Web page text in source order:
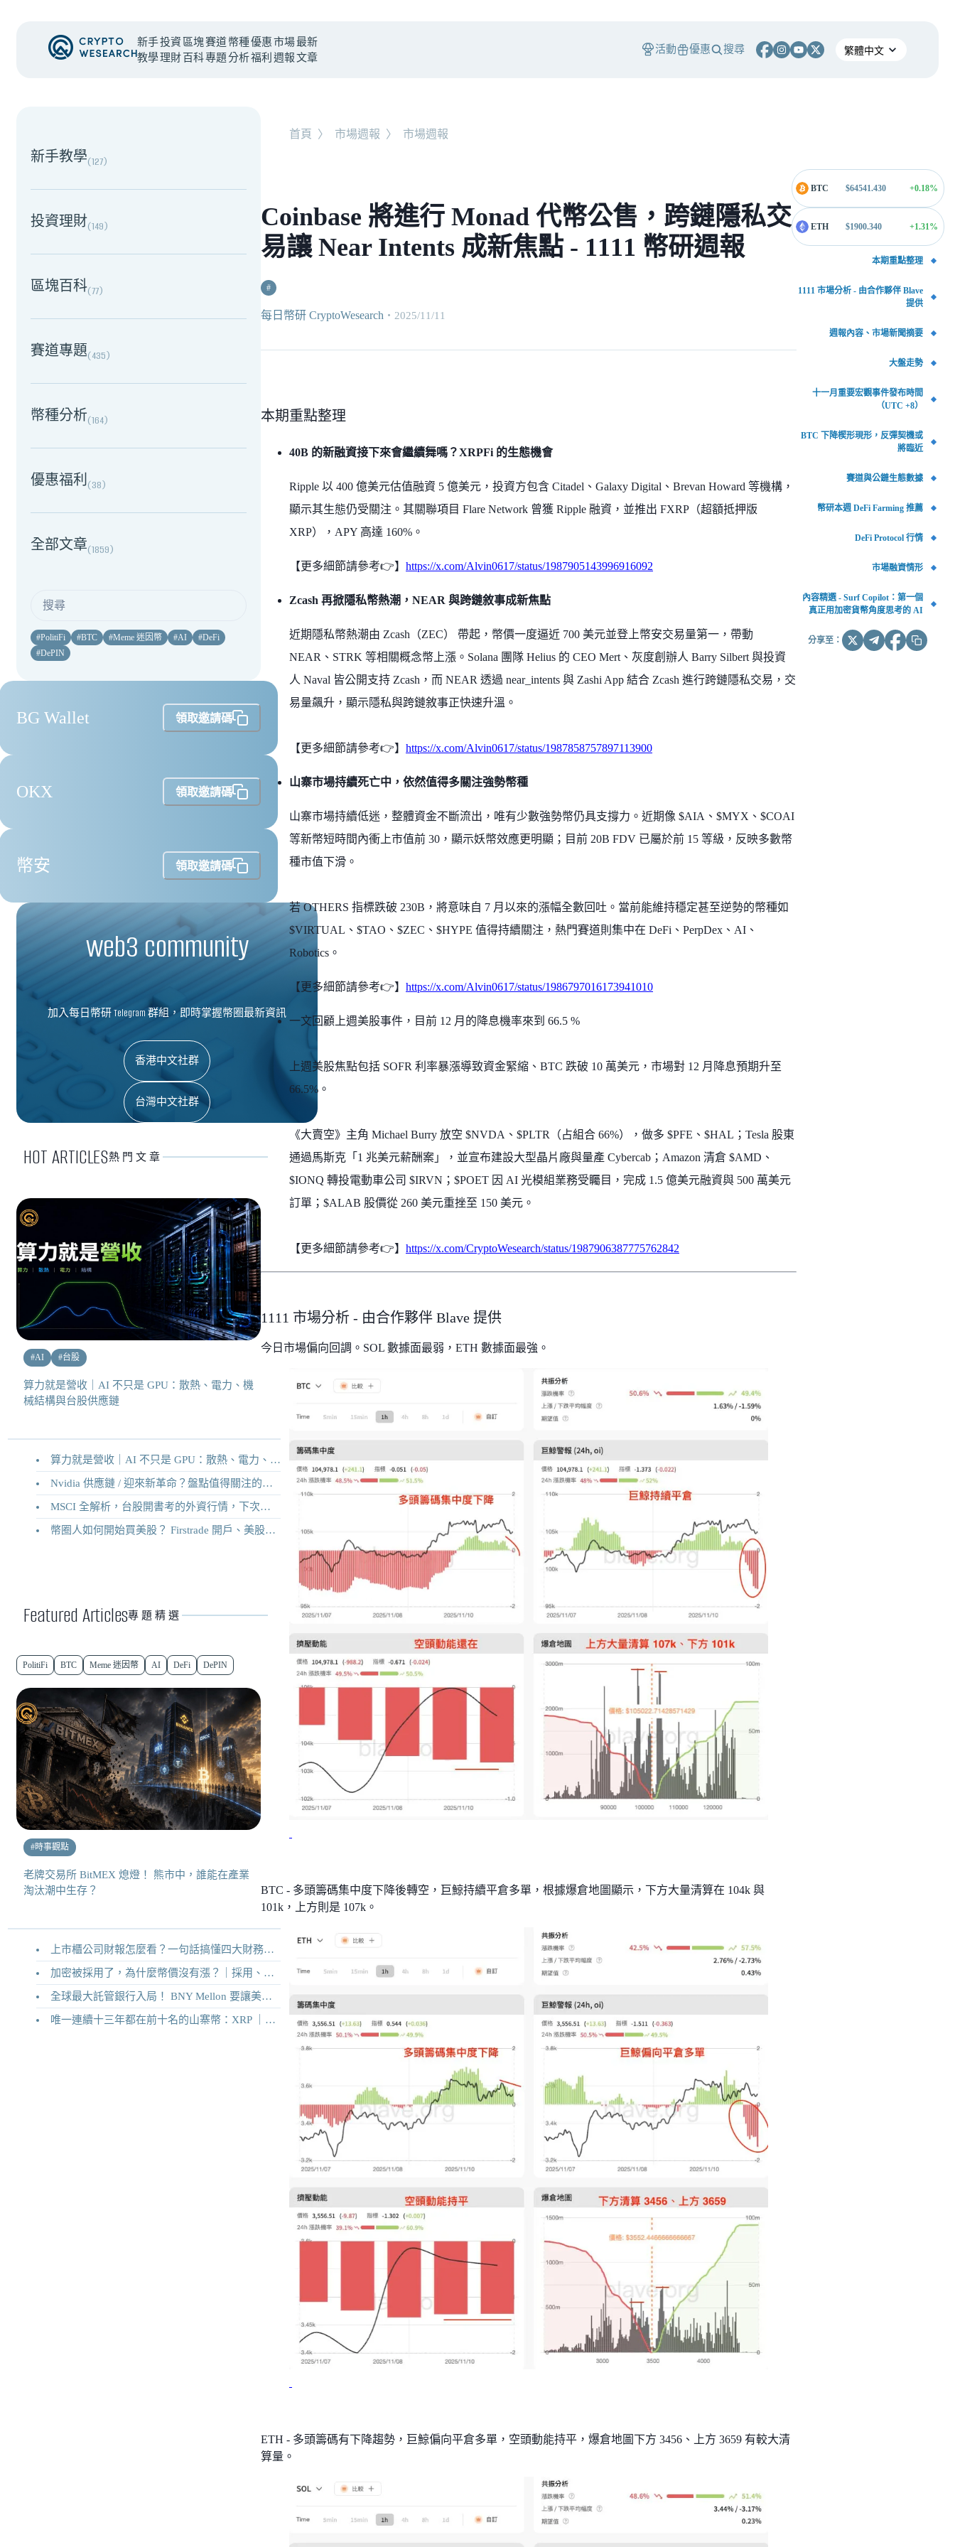
新手
教學
投資
理財
區塊
百科
賽道
專題
幣種
分析
優惠
福利
市場
週報
最新
文章
活動 優惠 搜尋
NEW EVENT
新手教學(127)
投資理財(149)
區塊百科(77)
賽道專題(435)
幣種分析(164)
優惠福利(38)
全部文章(1859)
#PolitiFi #BTC #Meme 迷因幣 #AI #DeFi
#DePIN
BG Wallet 領取邀請碼
OKX 領取邀請碼
幣安 領取邀請碼
web3 community
加入每日幣研 Telegram 群組，即時掌握幣圈最新資訊
香港中文社群
台灣中文社群
HOT ARTICLES熱門文章
#AI #台股
算力就是營收｜AI 不只是 GPU：散熱、電力、機
械結構與台股供應鏈
算力就是營收｜AI 不只是 GPU：散熱、電力、機械結構與台股供應鏈
Nvidia 供應鏈 / 迎來新革命？盤點值得關注的二十家供應鏈企業
MSCI 全解析，台股開書考的外資行情，下次調整你準備好了嗎？
幣圈人如何開始買美股？ Firstrade 開戶、美股交易機制完整教學
Featured Articles專題精選
PolitiFi BTC Meme 迷因幣 AI DeFi DePIN
#時事觀點
老牌交易所 BitMEX 熄燈！ 熊市中，誰能在產業
淘汰潮中生存？
上市櫃公司財報怎麼看？一句話搞懂四大財務報表
加密被採用了，為什麼幣價沒有漲？｜採用、收入與代幣價值捕獲
全球最大託管銀行入局！ BNY Mellon 要讓美債交易 24/7 不打烊
唯一連續十三年都在前十名的山寨幣：XRP ｜Ripple 2026 介紹
首頁 〉 市場週報 〉 市場週報
Coinbase 將進行 Monad 代幣公售，跨鏈隱私交
易讓 Near Intents 成新焦點 - 1111 幣研週報
#
每日幣研 CryptoWesearch ・ 2025/11/11
本期重點整理
40B 的新融資接下來會繼續舞嗎？XRPFi 的生態機會
Ripple 以 400 億美元估值融資 5 億美元，投資方包含 Citadel、Galaxy Digital、Brevan Howard 等機構，
顯示其生態仍受關注。其關聯項目 Flare Network 曾獲 Ripple 融資，並推出 FXRP（超額抵押版
XRP），APY 高達 160%。
【更多細節請參考👉】 https://x.com/Alvin0617/status/1987905143996916092
Zcash 再掀隱私幣熱潮，NEAR 與跨鏈敘事成新焦點
近期隱私幣熱潮由 Zcash（ZEC） 帶起，幣價一度逼近 700 美元並登上幣安交易量第一，帶動
NEAR、STRK 等相關概念幣上漲。Solana 團隊 Helius 的 CEO Mert、灰度創辦人 Barry Silbert 與投資
人 Naval 皆公開支持 Zcash，而 NEAR 透過 near_intents 與 Zashi App 結合 Zcash 進行跨鏈隱私交易，交
易量飆升，顯示隱私與跨鏈敘事正快速升溫。
【更多細節請參考👉】 https://x.com/Alvin0617/status/1987858757897113900
山寨市場持續死亡中，依然值得多關注強勢幣種
山寨市場持續低迷，整體資金不斷流出，唯有少數強勢幣仍具支撐力。近期像 $AIA、$MYX、$COAI
等新幣短時間內衝上市值前 30，顯示妖幣效應更明顯；目前 20B FDV 已屬於前 15 等級，反映多數幣
種市值下滑。
若 OTHERS 指標跌破 230B，將意味自 7 月以來的漲幅全數回吐。當前能維持穩定甚至逆勢的幣種如
$VIRTUAL、$TAO、$ZEC、$HYPE 值得持續關注，熱門賽道則集中在 DeFi、PerpDex、AI、
Robotics。
【更多細節請參考👉】 https://x.com/Alvin0617/status/1986797016173941010
一文回顧上週美股事件，目前 12 月的降息機率來到 66.5 %
上週美股焦點包括 SOFR 利率暴漲導致資金緊縮、BTC 跌破 10 萬美元，市場對 12 月降息預期升至
66.5%。
《大賣空》主角 Michael Burry 放空 $NVDA、$PLTR（占組合 66%），做多 $PFE、$HAL；Tesla 股東
通過馬斯克「1 兆美元薪酬案」，並宣布建設大型晶片廠與量產 Cybercab；Amazon 清倉 $AMD、
$IONQ 轉投電動車公司 $IRVN；$POET 因 AI 光模組業務受矚目，完成 1.5 億美元融資與 500 萬美元
訂單；$ALAB 股價從 260 美元重挫至 150 美元。
【更多細節請參考👉】 https://x.com/CryptoWesearch/status/1987906387775762842
1111 市場分析 - 由合作夥伴 Blave 提供
今日市場偏向回調。SOL 數據面最弱，ETH 數據面最強。
BTC - 多頭籌碼集中度下降後轉空，巨鯨持續平倉多單，根據爆倉地圖顯示，下方大量清算在 104k 與
101k，上方則是 107k。
ETH - 多頭籌碼有下降趨勢，巨鯨偏向平倉多單，空頭動能持平，爆倉地圖下方 3456、上方 3659 有較大清
算量。
BTC $64541.430 +0.18%
ETH $1900.340 +1.31%
本期重點整理
1111 市場分析 - 由合作夥伴 Blave
提供
週報內容、市場新聞摘要
大盤走勢
十一月重要宏觀事件發布時間
（UTC +8）
BTC 下降楔形現形，反彈契機或
將臨近
賽道與公鏈生態數據
幣研本週 DeFi Farming 推薦
DeFi Protocol 行情
市場融資情形
內容精選 - Surf Copilot：第一個
真正用加密貨幣角度思考的 AI
分享至：